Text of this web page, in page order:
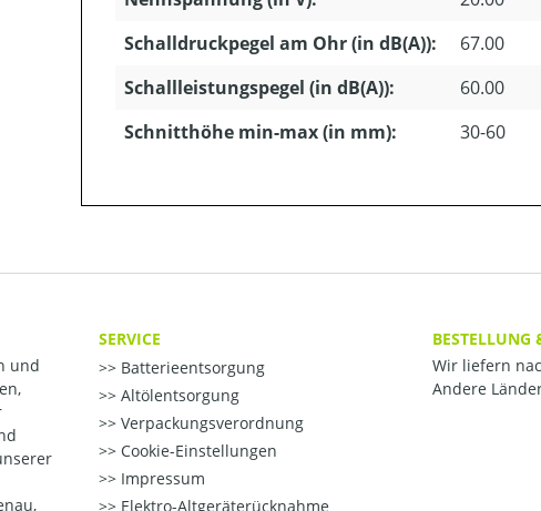
Schalldruckpegel am Ohr (in dB(A)):
67.00
Schallleistungspegel (in dB(A)):
60.00
Schnitthöhe min-max (in mm):
30-60
und
SERVICE
Batterieentsorgung
Altölentsorgung
Verpackungsverordnung
Cookie-Einstellungen
Impressum
Elektro-Altgeräterücknahme
BESTELLUNG
Wir liefern
Andere